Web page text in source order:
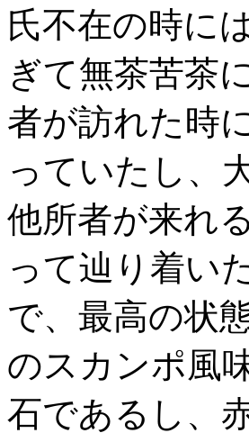
氏不在の時に
ぎて無茶苦茶
者が訪れた時
っていたし、
他所者が来れ
って辿り着い
で、最高の状
のスカンポ風
石であるし、